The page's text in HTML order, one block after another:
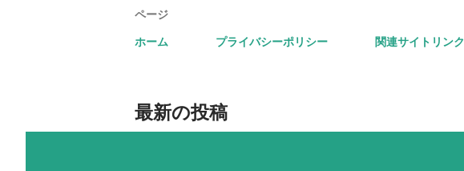
ページ
ホーム
プライバシーポリシー 関連サイトリンク
最新の投稿